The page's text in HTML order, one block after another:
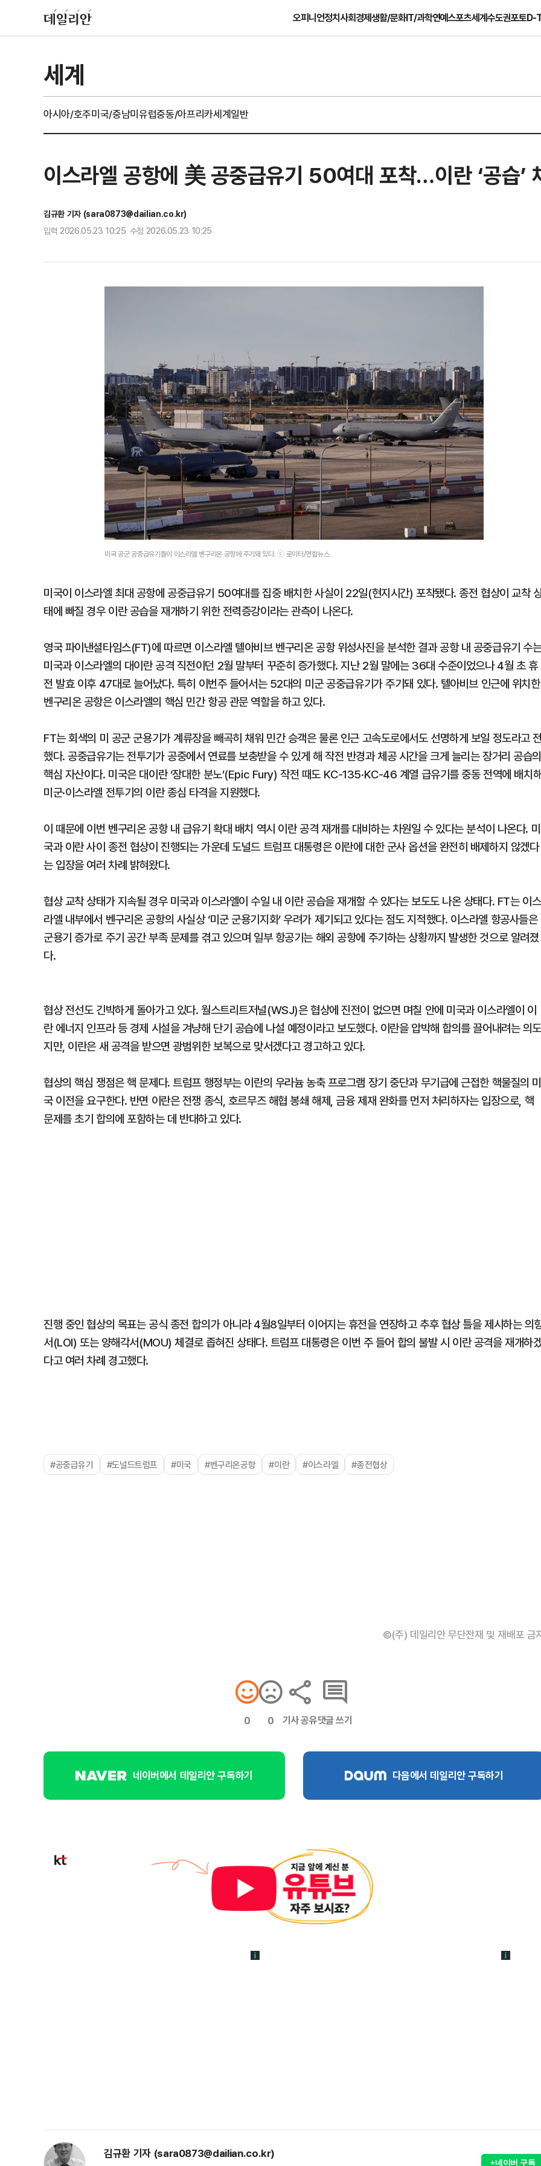
오피니언정치사회경제생활/문화IT/과학연예스포츠세계수도권포토D-
세계
아시아/호주미국/중남미유럽중동/아프리카세계일반
이스라엘 공항에 美 공중급유기 50여대 포착…이란 ‘공습’
김규환 기자 (sara0873@dailian.co.kr)
입력 2026.05.23 10:25 수정 2026.05.23 10:25
미국 공군 공중급유기들이 이스라엘 벤구리온 공항에 주기돼 있다. ⓒ 로이터/연합뉴스
미국이 이스라엘 최대 공항에 공중급유기 50여대를 집중 배치한 사실이 22일(현지시간) 포착됐다. 종전 협상이 교착
태에 빠질 경우 이란 공습을 재개하기 위한 전력증강이라는 관측이 나온다.
영국 파이낸셜타임스(FT)에 따르면 이스라엘 텔아비브 벤구리온 공항 위성사진을 분석한 결과 공항 내 공중급유기 수
미국과 이스라엘의 대이란 공격 직전이던 2월 말부터 꾸준히 증가했다. 지난 2월 말에는 36대 수준이었으나 4월 초 휴
전 발효 이후 47대로 늘어났다. 특히 이번주 들어서는 52대의 미군 공중급유기가 주기돼 있다. 텔아비브 인근에 위치한
벤구리온 공항은 이스라엘의 핵심 민간 항공 관문 역할을 하고 있다.
FT는 회색의 미 공군 군용기가 계류장을 빼곡히 채워 민간 승객은 물론 인근 고속도로에서도 선명하게 보일 정도라고
했다. 공중급유기는 전투기가 공중에서 연료를 보충받을 수 있게 해 작전 반경과 체공 시간을 크게 늘리는 장거리 공습
핵심 자산이다. 미국은 대이란 ‘장대한 분노’(Epic Fury) 작전 때도 KC-135·KC-46 계열 급유기를 중동 전역에 배치
미군·이스라엘 전투기의 이란 종심 타격을 지원했다.
이 때문에 이번 벤구리온 공항 내 급유기 확대 배치 역시 이란 공격 재개를 대비하는 차원일 수 있다는 분석이 나온다. 미
국과 이란 사이 종전 협상이 진행되는 가운데 도널드 트럼프 대통령은 이란에 대한 군사 옵션을 완전히 배제하지 않겠다
는 입장을 여러 차례 밝혀왔다.
협상 교착 상태가 지속될 경우 미국과 이스라엘이 수일 내 이란 공습을 재개할 수 있다는 보도도 나온 상태다. FT는 이스
라엘 내부에서 벤구리온 공항의 사실상 ‘미군 군용기지화’ 우려가 제기되고 있다는 점도 지적했다. 이스라엘 항공사들은
군용기 증가로 주기 공간 부족 문제를 겪고 있으며 일부 항공기는 해외 공항에 주기하는 상황까지 발생한 것으로 알려졌
다.
협상 전선도 긴박하게 돌아가고 있다. 월스트리트저널(WSJ)은 협상에 진전이 없으면 며칠 안에 미국과 이스라엘이 이
란 에너지 인프라 등 경제 시설을 겨냥해 단기 공습에 나설 예정이라고 보도했다. 이란을 압박해 합의를 끌어내려는 의
지만, 이란은 새 공격을 받으면 광범위한 보복으로 맞서겠다고 경고하고 있다.
협상의 핵심 쟁점은 핵 문제다. 트럼프 행정부는 이란의 우라늄 농축 프로그램 장기 중단과 무기급에 근접한 핵물질의
국 이전을 요구한다. 반면 이란은 전쟁 종식, 호르무즈 해협 봉쇄 해제, 금융 제재 완화를 먼저 처리하자는 입장으로, 핵
문제를 초기 합의에 포함하는 데 반대하고 있다.
진행 중인 협상의 목표는 공식 종전 합의가 아니라 4월8일부터 이어지는 휴전을 연장하고 추후 협상 틀을 제시하는 의
서(LOI) 또는 양해각서(MOU) 체결로 좁혀진 상태다. 트럼프 대통령은 이번 주 들어 합의 불발 시 이란 공격을 재개하
다고 여러 차례 경고했다.
#공중급유기 #도널드트럼프 #미국 #벤구리온공항 #이란 #이스라엘 #종전협상
©(주) 데일리안 무단전재 및 재배포 금
0 0 기사 공유댓글 쓰기
네이버에서 데일리안 구독하기 다음에서 데일리안 구독하기
김규환 기자 (sara0873@dailian.co.kr)
+네이버 구독